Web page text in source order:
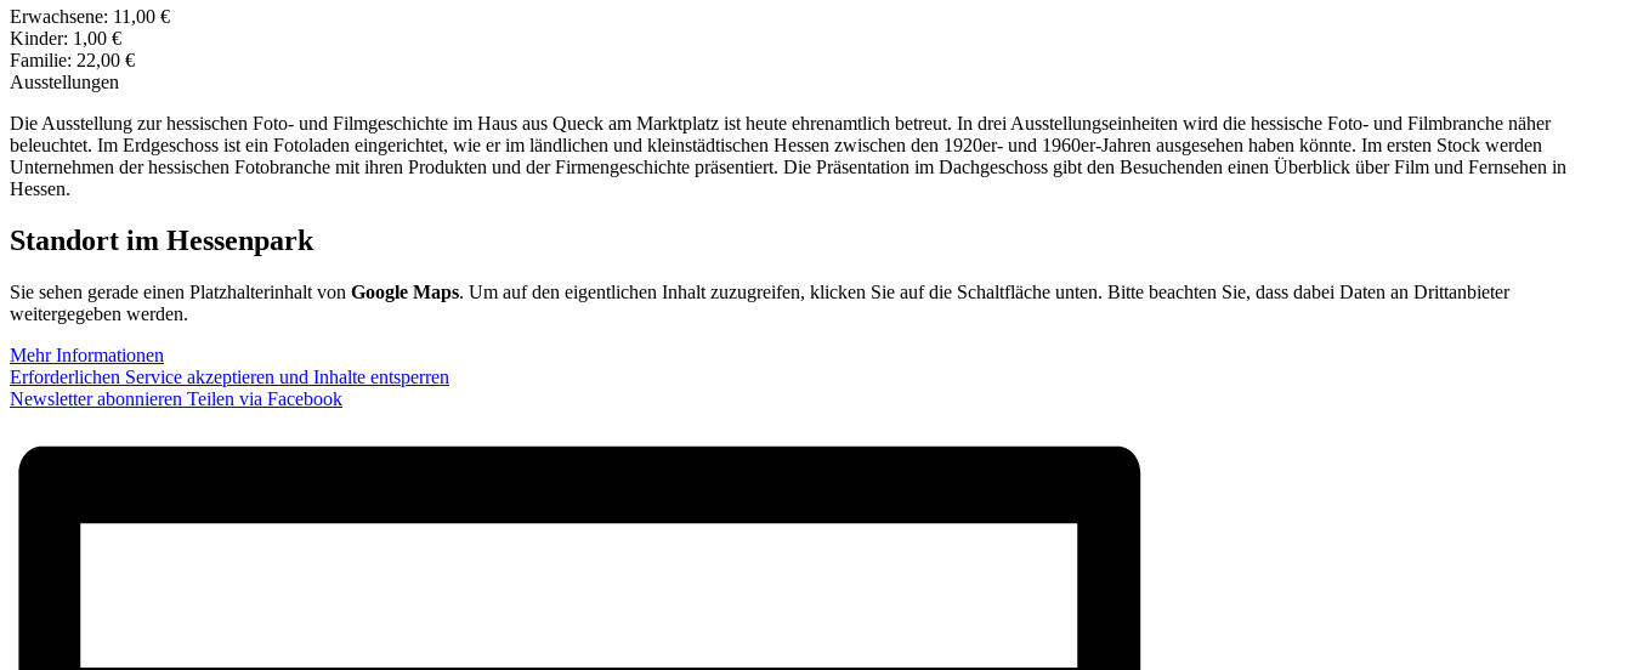
Erwachsene: 11,00 €
Kinder: 1,00 €
Familie: 22,00 €
Ausstellungen
Die Ausstellung zur hessischen Foto- und Filmgeschichte im Haus aus Queck am Marktplatz ist heute ehrenamtlich betreut. In drei Ausstellungseinheiten wird die hessische Foto- und Filmbranche näher
beleuchtet. Im Erdgeschoss ist ein Fotoladen eingerichtet, wie er im ländlichen und kleinstädtischen Hessen zwischen den 1920er- und 1960er-Jahren ausgesehen haben könnte. Im ersten Stock werden
Unternehmen der hessischen Fotobranche mit ihren Produkten und der Firmengeschichte präsentiert. Die Präsentation im Dachgeschoss gibt den Besuchenden einen Überblick über Film und Fernsehen in
Hessen.
Standort im Hessenpark
Sie sehen gerade einen Platzhalterinhalt von Google Maps. Um auf den eigentlichen Inhalt zuzugreifen, klicken Sie auf die Schaltfläche unten. Bitte beachten Sie, dass dabei Daten an Drittanbieter
weitergegeben werden.
Mehr Informationen
Erforderlichen Service akzeptieren und Inhalte entsperren
Newsletter abonnieren Teilen via Facebook